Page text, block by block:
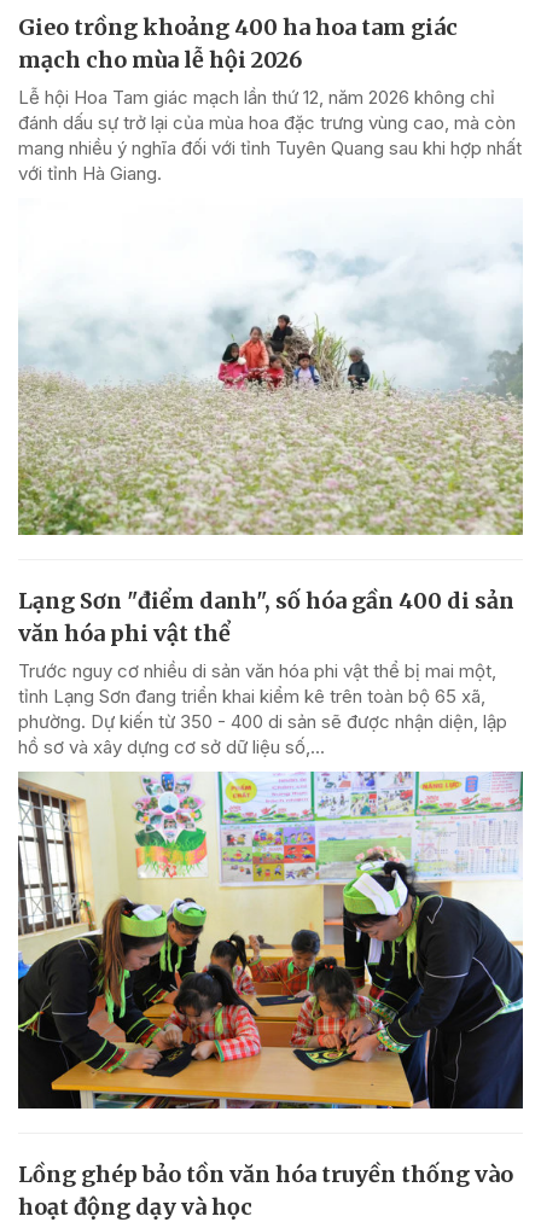
Gieo trồng khoảng 400 ha hoa tam giác
mạch cho mùa lễ hội 2026
Lễ hội Hoa Tam giác mạch lần thứ 12, năm 2026 không chỉ
đánh dấu sự trở lại của mùa hoa đặc trưng vùng cao, mà còn
mang nhiều ý nghĩa đối với tỉnh Tuyên Quang sau khi hợp nhất
với tỉnh Hà Giang.
Lạng Sơn "điểm danh", số hóa gần 400 di sản
văn hóa phi vật thể
Trước nguy cơ nhiều di sản văn hóa phi vật thể bị mai một,
tỉnh Lạng Sơn đang triển khai kiểm kê trên toàn bộ 65 xã,
phường. Dự kiến từ 350 - 400 di sản sẽ được nhận diện, lập
hồ sơ và xây dựng cơ sở dữ liệu số,...
Lồng ghép bảo tồn văn hóa truyền thống vào
hoạt động dạy và học